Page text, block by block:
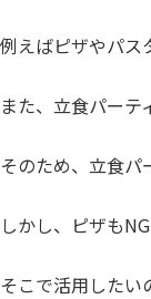
例えばピザやパス
また、立食パーテ
そのため、立食パ
しかし、ピザも
そこで活用したい